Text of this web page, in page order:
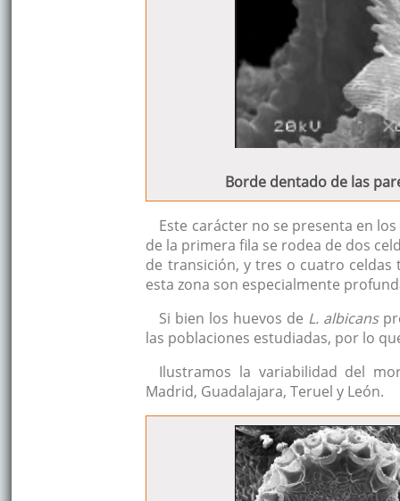
Borde dentado de las
Este carácter no se presenta en
de la primera fila se rodea de dos
de transición, y tres o cuatro
esta zona son especialmente
Si bien los huevos de L. albicans
las poblaciones estudiadas, por lo
Ilustramos la variabilidad del
Madrid, Guadalajara, Teruel y León.